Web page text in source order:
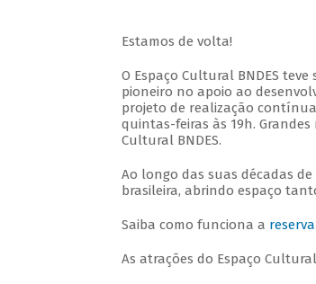
Estamos de volta!
O Espaço Cultural BNDES
pioneiro no apoio ao
projeto de realização
quintas-feiras às 19h.
Cultural BNDES.
Ao longo das suas décadas
brasileira, abrindo espaço
Saiba como funciona a
As atrações do Espaço